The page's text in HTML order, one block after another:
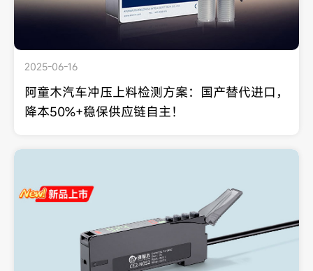
2025-06-16
阿童木汽车冲压上料检测方案：国产替代进口，
降本50%+稳保供应链自主！